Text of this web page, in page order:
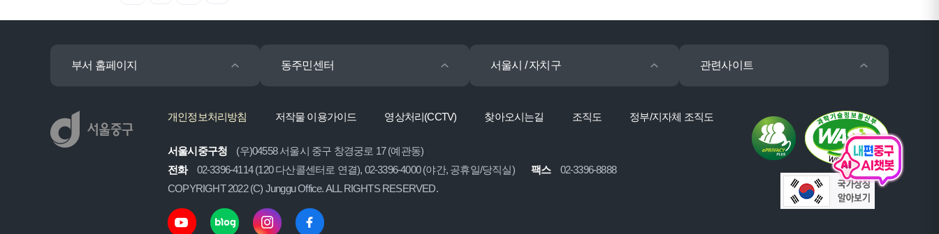
부서 홈페이지 동주민센터 서울시 / 자치구 관련사이트
개인정보처리방침 저작물 이용가이드 영상처리(CCTV) 찾아오시는길 조직도 정부/지자체 조직도
서울시중구청
(우)04558 서울시 중구 창경궁로 17 (예관동)
전화
02-3396-4114 (120 다산콜센터로 연결), 02-3396-4000 (야간, 공휴일/당직실) 팩스
02-3396-8888
COPYRIGHT 2022 (C) Junggu Office. ALL RIGHTS RESERVED.